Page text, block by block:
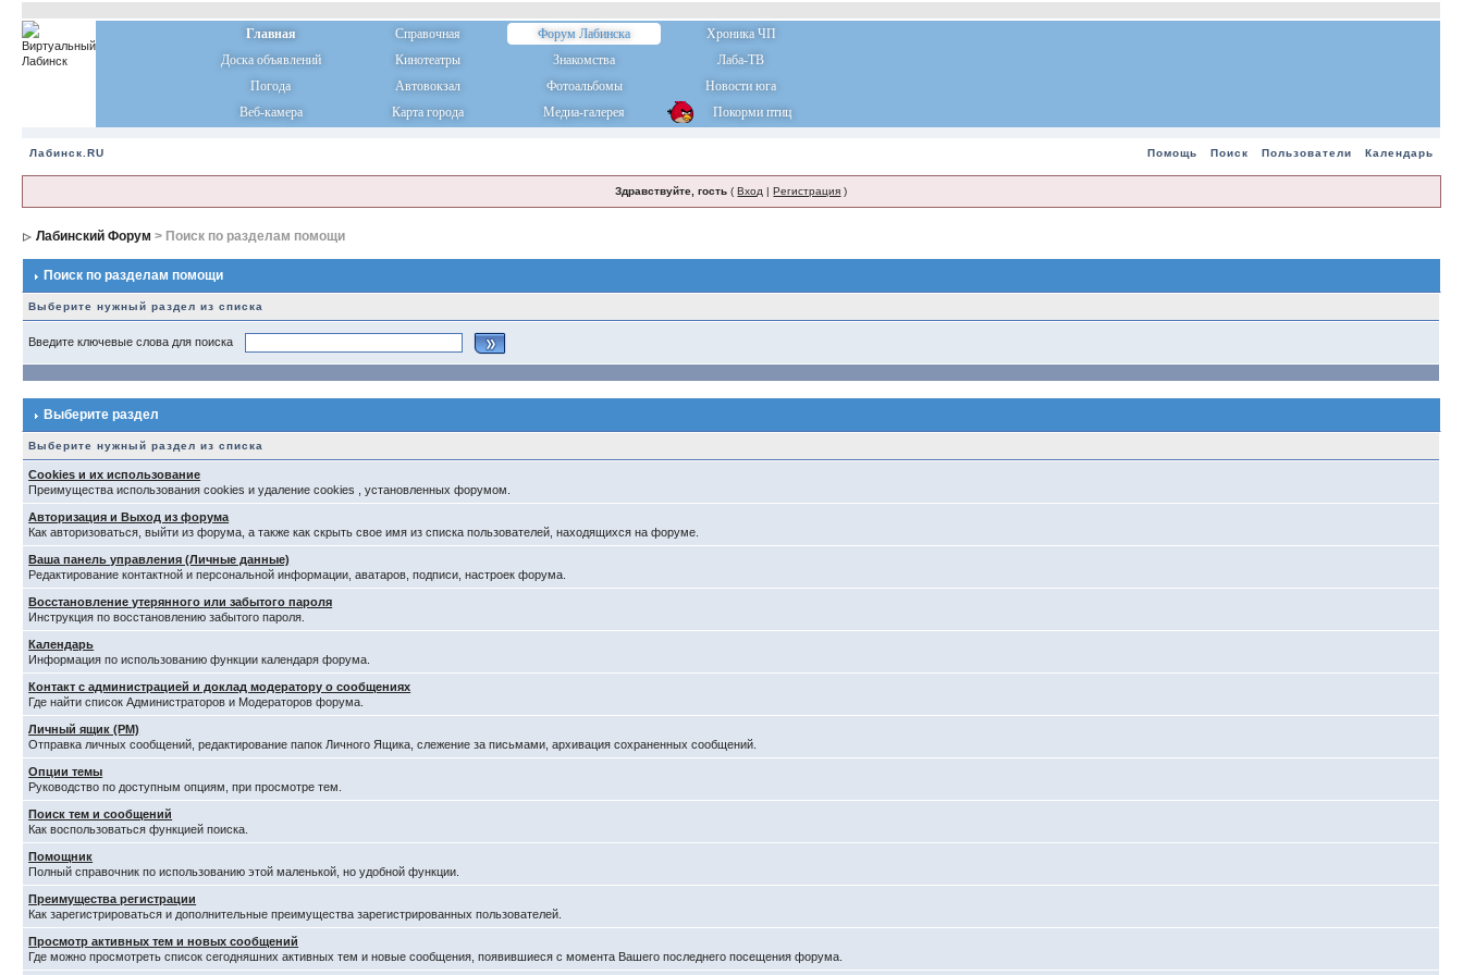
Главная Справочная Форум Лабинска
Хроника ЧП
Доска объявлений
Кинотеатры Знакомства
Лаба-ТВ
Погода
Автовокзал Фотоальбомы
Новости юга
Веб-камера
Карта города Медиа-галерея Покорми птиц
Лабинск.RU Помощь Поиск Пользователи Календарь
Здравствуйте, гость (Вход |Регистрация )
Лабинский Форум > Поиск по разделам помощи
Поиск по разделам помощи
Выберите нужный раздел из списка
Введите ключевые слова для поиска
Выберите раздел
Выберите нужный раздел из списка
Cookies и их использование
Преимущества использования cookies и удаление cookies , установленных форумом.
Авторизация и Выход из форума
Как авторизоваться, выйти из форума, а также как скрыть свое имя из списка пользователей, находящихся на форуме.
Ваша панель управления (Личные данные)
Редактирование контактной и персональной информации, аватаров, подписи, настроек форума.
Восстановление утерянного или забытого пароля
Инструкция по восстановлению забытого пароля.
Календарь
Информация по использованию функции календаря форума.
Контакт с администрацией и доклад модератору о сообщениях
Где найти список Администраторов и Модераторов форума.
Личный ящик (PM)
Отправка личных сообщений, редактирование папок Личного Ящика, слежение за письмами, архивация сохраненных сообщений.
Опции темы
Руководство по доступным опциям, при просмотре тем.
Поиск тем и сообщений
Как воспользоваться функцией поиска.
Помощник
Полный справочник по использованию этой маленькой, но удобной функции.
Преимущества регистрации
Как зарегистрироваться и дополнительные преимущества зарегистрированных пользователей.
Просмотр активных тем и новых сообщений
Где можно просмотреть список сегодняшних активных тем и новые сообщения, появившиеся с момента Вашего последнего посещения форума.